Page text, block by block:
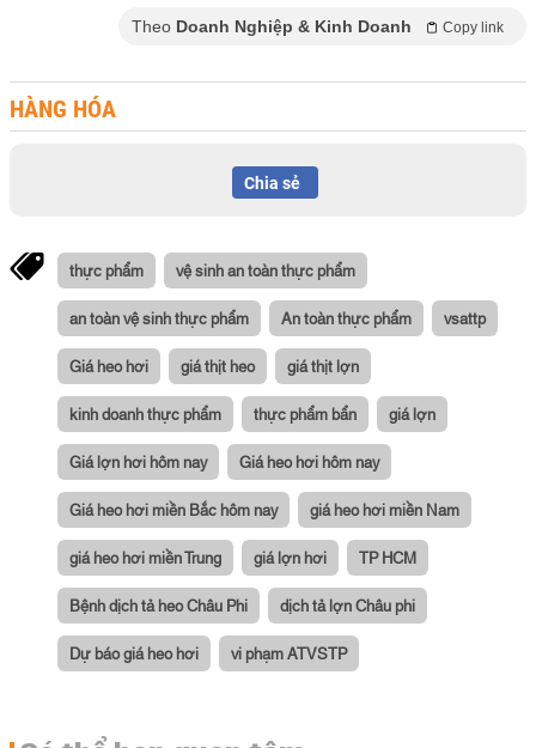
Theo Doanh Nghiệp & Kinh Doanh Copy link
HÀNG HÓA
Chia sẻ
thực phẩm vệ sinh an toàn thực phẩm
an toàn vệ sinh thực phẩm An toàn thực phẩm vsattp
Giá heo hơi giá thịt heo giá thịt lợn
kinh doanh thực phẩm thực phẩm bẩn giá lợn
Giá lợn hơi hôm nay Giá heo hơi hôm nay
Giá heo hơi miền Bắc hôm nay giá heo hơi miền Nam
giá heo hơi miền Trung giá lợn hơi TP HCM
Bệnh dịch tả heo Châu Phi dịch tả lợn Châu phi
Dự báo giá heo hơi vi phạm ATVSTP